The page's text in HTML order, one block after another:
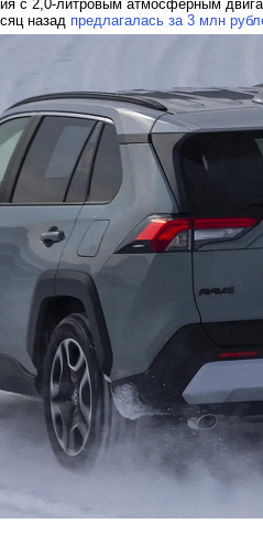
с 2,0-литровым атмосферным
назад предлагалась за 3 млн